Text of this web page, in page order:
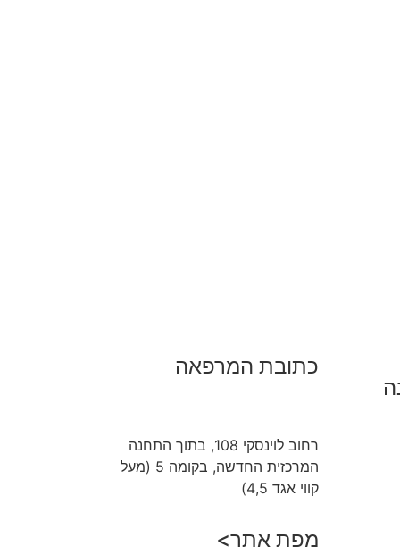
כתובת המרפאה
רחוב לוינסקי 108, בתוך התחנה
המרכזית החדשה, בקומה 5 (מעל
קווי אגד 4,5)
מפת אתר>